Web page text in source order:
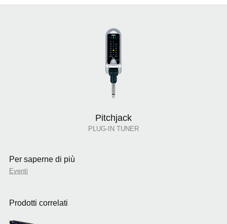
Pitchjack
PLUG-IN TUNER
Per saperne di più
Eventi
Prodotti correlati